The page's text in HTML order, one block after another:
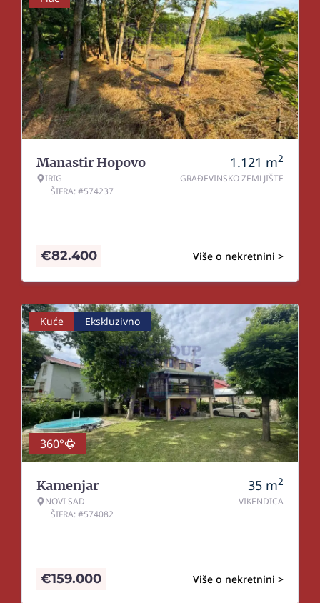
Manastir Hopovo
IRIG
ŠIFRA: #574237
1.121 m2
GRAĐEVINSKO ZEMLJIŠTE
Više o nekretnini >
€82.400
Kuće Ekskluzivno
360°
Kamenjar
NOVI SAD
ŠIFRA: #574082
35 m2
VIKENDICA
Više o nekretnini >
€159.000